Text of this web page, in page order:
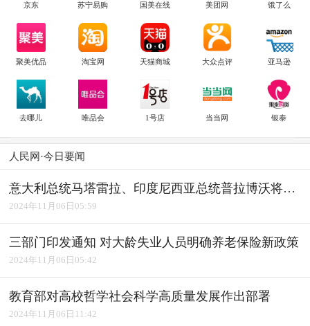
京东 苏宁易购 国美在线 美团网 饿了么
聚美优品 淘宝网 天猫商城 大众点评 亚马逊
去哪儿 唯品会 1号店 当当网 银泰
人民网·今日要闻
意大利总统马塔雷拉、印度尼西亚总统普拉博沃将访华
2024年11月06日05:59
三部门印发通知 对大龄失业人员明确养老保险新政策
2024年11月06日05:42
教育部对高校哲学社会科学高质量发展作出部署
2024年11月06日11:42